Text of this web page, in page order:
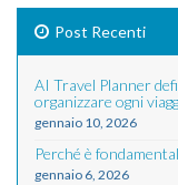
Post Recenti
AI Travel Planner
organizzare ogni
gennaio 10, 2026
Perché è
gennaio 6, 2026